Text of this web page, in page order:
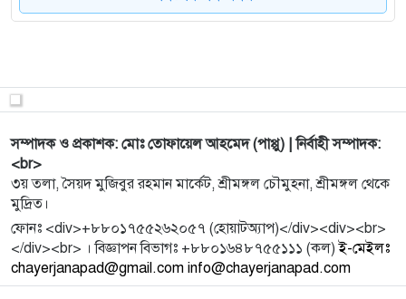
লুট হওয়া ২৫ লাখ ঘনফুট সাদা পাথর উদ্ধার
8
9
প্রতিকূলতার পথ পেরিয়ে জাতীয় স্বীকৃতিতে সংগীতা
বোনার্জী
10
কার হাতে যাচ্ছে এবারের ট্রফি
11
প্রিজাইডিং কর্মকর্তার নিরাপত্তায় থাকবেন একজন সশস্ত্র
12
সম্পাদক ও প্রকাশক: মোঃ তোফায়েল আহমেদ (পাপ্পু) | নির্বাহী সম্পাদক:
<br>
৩য় তলা, সৈয়দ মুজিবুর রহমান মার্কেট, শ্রীমঙ্গল চৌমুহনা, শ্রীমঙ্গল থেকে
মুদ্রিত।
ফোনঃ <div>+৮৮০১৭৫৫২৬২০৫৭ (হোয়াটঅ্যাপ)</div><div><br>
</div><br> । বিজ্ঞাপন বিভাগঃ +৮৮০১৬৪৮৭৫৫১১১ (কল)ই-মেইলঃ
chayerjanapad@gmail.com info@chayerjanapad.com